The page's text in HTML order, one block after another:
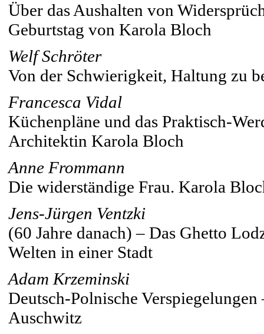
Über das Aushalten von
Geburtstag von Karola Bloch
Welf Schröter
Von der Schwierigkeit, Haltung zu
Francesca Vidal
Küchenpläne und das Praktisch-
Architektin Karola Bloch
Anne Frommann
Die widerständige Frau. Karola
Jens-Jürgen Ventzki
(60 Jahre danach) – Das Ghetto
Welten in einer Stadt
Adam Krzeminski
Deutsch-Polnische
Auschwitz